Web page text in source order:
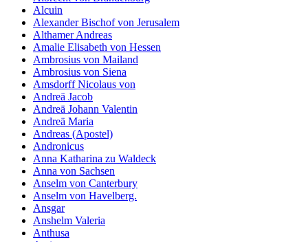
Alcuin
Alexander Bischof von Jerusalem
Althamer Andreas
Amalie Elisabeth von Hessen
Ambrosius von Mailand
Ambrosius von Siena
Amsdorff Nicolaus von
Andreä Jacob
Andreä Johann Valentin
Andreä Maria
Andreas (Apostel)
Andronicus
Anna Katharina zu Waldeck
Anna von Sachsen
Anselm von Canterbury
Anselm von Havelberg.
Ansgar
Anshelm Valeria
Anthusa